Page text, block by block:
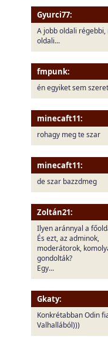
Gyurci77:
A jobb oldali régebbi,
oldali...
fmpunk:
én egyiket sem
minecaft11:
rohagy meg te szar
minecaft11:
de szar bazzdmeg
Zoltán21:
Ilyen aránnyal a
És ezt, az adminok,
moderátorok,
gondolták?
Egy...
Gkaty:
Konkrétabban Odin
Valhallából)))